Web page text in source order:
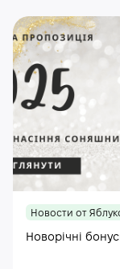
Новости от
Новорічні